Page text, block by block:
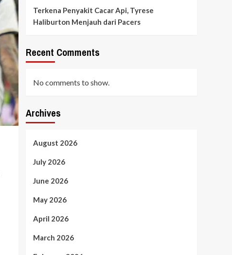
Terkena Penyakit Cacar Api, Tyrese
Haliburton Menjauh dari Pacers
Recent Comments
No comments to show.
Archives
August 2026
July 2026
June 2026
May 2026
April 2026
March 2026